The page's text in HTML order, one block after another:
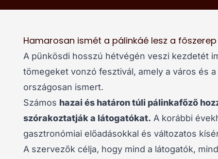
Hamarosan ismét a pálinkáé lesz a
A pünkösdi hosszú hétvégén veszi kezdetét
tömegeket vonzó fesztivál, amely a város és
országosan ismert.
Számos hazai és határon túli pálinkafőző
szórakoztatják a látogatókat. A korábbi
gasztronómiai előadásokkal és változatos
A szervezők célja, hogy mind a látogatók,